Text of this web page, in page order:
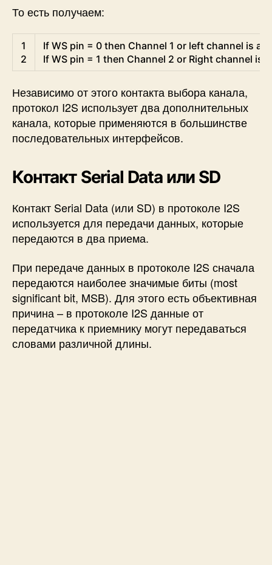
То есть получаем:
1
2
If WS pin = 0 then Channel 1 or left channel is
If WS pin = 1 then Channel 2 or Right channel is
Независимо от этого контакта выбора канала,
протокол I2S использует два дополнительных
канала, которые применяются в большинстве
последовательных интерфейсов.
Контакт Serial Data или SD
Контакт Serial Data (или SD) в протоколе I2S
используется для передачи данных, которые
передаются в два приема.
При передаче данных в протоколе I2S сначала
передаются наиболее значимые биты (most
significant bit, MSB). Для этого есть объективная
причина – в протоколе I2S данные от
передатчика к приемнику могут передаваться
словами различной длины.